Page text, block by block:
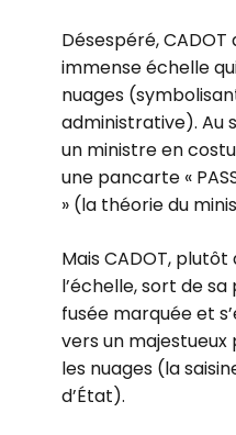
Désespéré,
immense échelle
nuages
administrative). Au
un ministre en
une pancarte «
» (la théorie du
Mais CADOT,
l’échelle, sort de
fusée marquée et
vers un majestueux
les nuages (la
d’État).